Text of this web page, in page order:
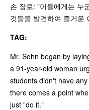
손 장로: "이들에게는 누
것들을 발견하여 즐거운
TAG:
Mr. Sohn began by
a 91-year-old woman
students didn't have
there comes a point
just "do it."